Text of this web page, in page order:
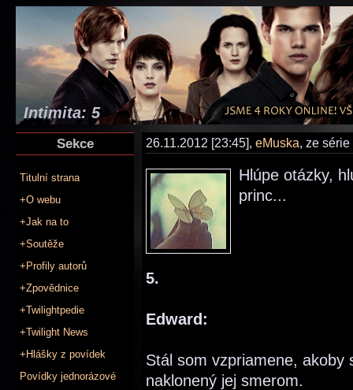
Intimita: 5
Sekce
Titulní strana
+O webu
+Jak na to
+Soutěže
+Profily autorů
+Zpovědnice
+Twilightpedie
+Twilight News
+Hlášky z povídek
Povídky jednorázové
26.11.2012 [23:45], eMuska, ze série
Hlúpe otázky,
princ...
5.
Edward:
Stál som vzpriamene,
naklonený jej smerom.